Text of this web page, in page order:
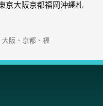
京大阪京都福岡沖繩札
阪、京都、福